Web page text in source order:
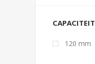
CAPACITEIT
120 mm